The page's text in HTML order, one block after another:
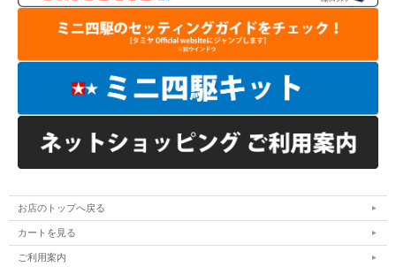
お店のトップへ戻る
カートを見る
ご利用案内